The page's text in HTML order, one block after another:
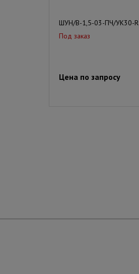
ШУН/В-1,5-03-ПЧ/УК30-
Под заказ
Цена по запросу